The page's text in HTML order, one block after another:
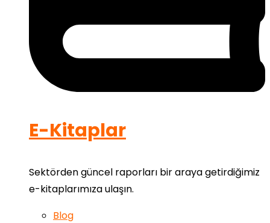
E-Kitaplar
Sektörden güncel raporları bir araya getirdiğimiz
e-kitaplarımıza ulaşın.
Blog